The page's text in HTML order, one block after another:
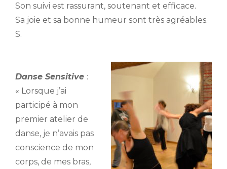
Son suivi est rassurant, soutenant et efficace.
Sa joie et sa bonne humeur sont très agréables.
S.
Danse Sensitive :
« Lorsque j’ai
participé à mon
premier atelier de
danse, je n’avais pas
conscience de mon
corps, de mes bras,